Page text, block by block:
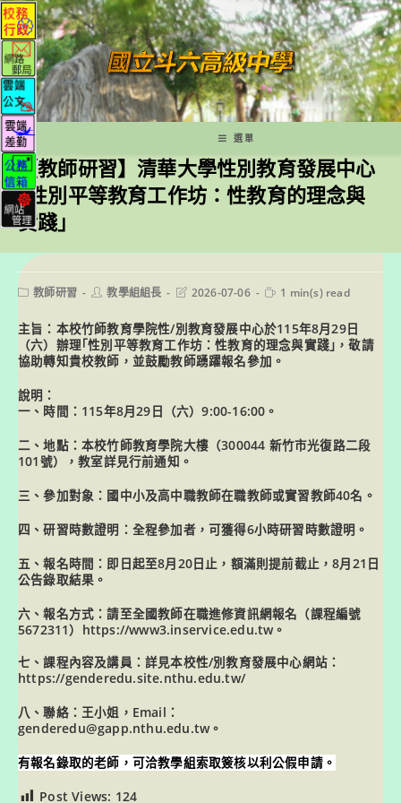
跳
轉
至
主
要
內
容
選單
【教師研習】清華大學性別教育發展中心
｢性別平等教育工作坊：性教育的理念與
實踐｣
Post教師研習
Post教學組組長
Post
modified:
2026-07-06
Reading
1 min(s) read
主旨：本校竹師教育學院性/別教育發展中心於115年8月29日
（六）辦理｢性別平等教育工作坊：性教育的理念與實踐｣，敬請
協助轉知貴校教師，並鼓勵教師踴躍報名參加。
說明：
一、時間：115年8月29日（六）9:00-16:00。
二、地點：本校竹師教育學院大樓（300044 新竹市光復路二段
101號），教室詳見行前通知。
三、參加對象：國中小及高中職教師在職教師或實習教師40名。
四、研習時數證明：全程參加者，可獲得6小時研習時數證明。
五、報名時間：即日起至8月20日止，額滿則提前截止，8月21日
公告錄取結果。
六、報名方式：請至全國教師在職進修資訊網報名（課程編號
5672311）https://www3.inservice.edu.tw。
七、課程內容及講員：詳見本校性/別教育發展中心網站：
https://genderedu.site.nthu.edu.tw/
八、聯絡：王小姐，Email：
genderedu@gapp.nthu.edu.tw。
有報名錄取的老師，可洽教學組索取簽核以利公假申請。
Post Views: 124